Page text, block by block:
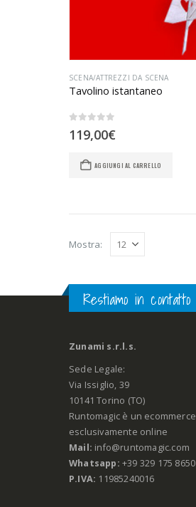
SCENA/ATTREZZI DA SCENA
Tavolino istantaneo
119,00€
AGGIUNGI AL CARRELLO
Mostra:
Restiamo in contatto
Zunami s.r.l.s.
Sede Legale:
Via Issiglio, 39
10141 Torino (TO)
Runtomagic è un ecommerce
esclusivamente online
Mail: info@runtomagic.com
Whatsapp: +39 329 175 8650
P.IVA: 11985240016